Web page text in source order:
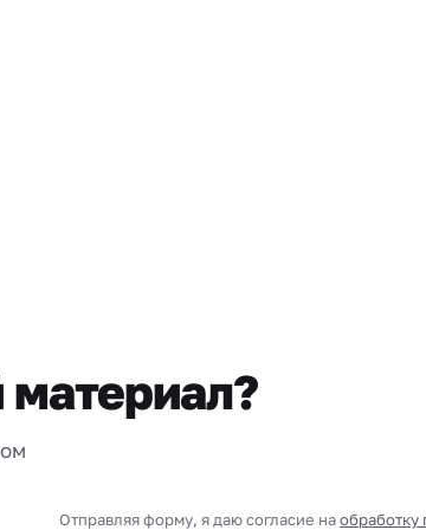
Отправляя форму, я даю согласие наобработку